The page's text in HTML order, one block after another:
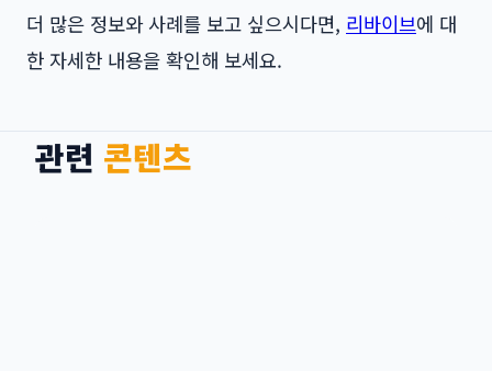
더 많은 정보와 사례를 보고 싶으시다면, 리바이브에 대
한 자세한 내용을 확인해 보세요.
관련 콘텐츠